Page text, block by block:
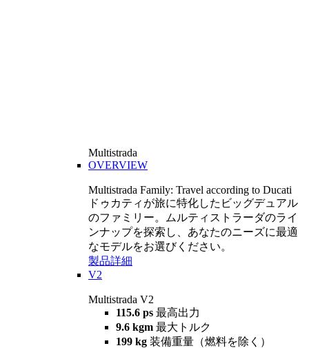
Multistrada
OVERVIEW
Multistrada Family: Travel according to Ducati
ドゥカティが旅に特化したビッグデュアル
のファミリー。ムルティストラーダのライ
ンナップを探索し、あなたのニーズに最適
なモデルをお選びください。
製品詳細
V2
Multistrada V2
115.6 ps 最高出力
9.6 kgm 最大トルク
199 kg 装備重量（燃料を除く）